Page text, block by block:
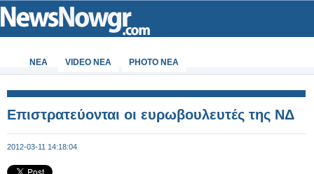
ΝΕΑ VIDEO NEA PHOTO NEA
Επιστρατεύονται οι ευρωβουλευτές της ΝΔ
2012-03-11 14:18:04